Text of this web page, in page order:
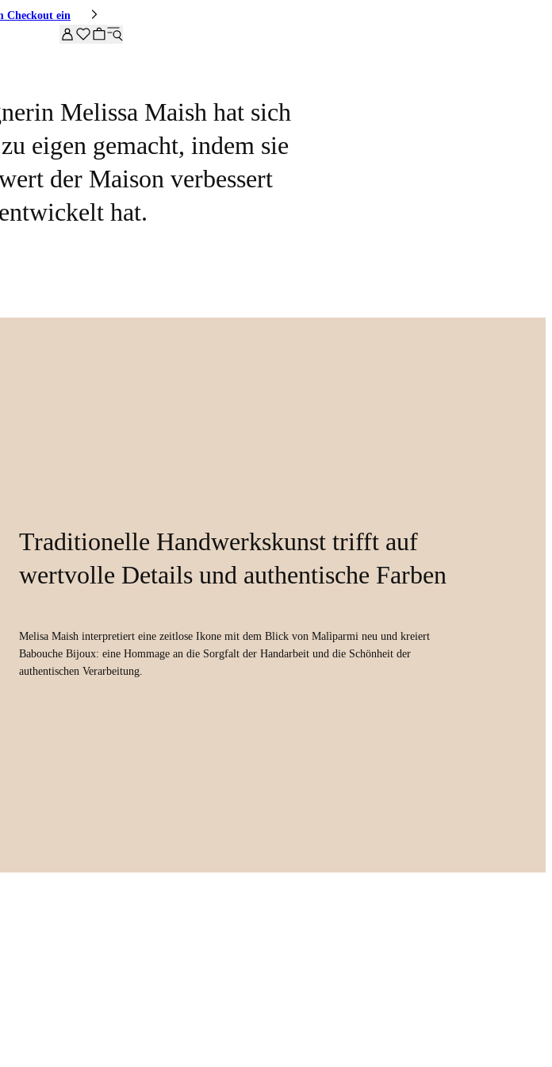
Checkout ein
Melissa Maish hat sich
eigen gemacht, indem sie
der Maison verbessert
hat.
Traditionelle Handwerkskunst trifft auf
wertvolle Details und authentische Farben
Melisa Maish interpretiert eine zeitlose Ikone mit dem Blick von Malìparmi neu und kreiert
Babouche Bijoux: eine Hommage an die Sorgfalt der Handarbeit und die Schönheit der
authentischen Verarbeitung.